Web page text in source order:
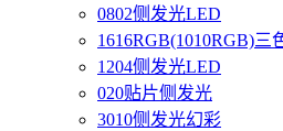
0802侧发光LED
1616RGB(1010RGB)三
1204侧发光LED
020贴片侧发光
3010侧发光幻彩